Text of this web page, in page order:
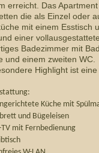
erreicht. Das
die als Einzel oder
mit einem Esstisch
einer
Badezimmer mit
und einem zweiten WC.
Highlight ist
Küche mit
und Bügeleisen
TV mit Fernbedienung